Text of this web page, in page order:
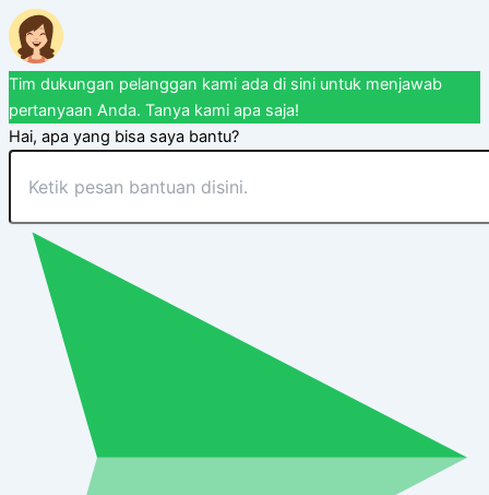
Tim dukungan pelanggan kami ada di sini untuk menjawab
pertanyaan Anda. Tanya kami apa saja!
Hai, apa yang bisa saya bantu?